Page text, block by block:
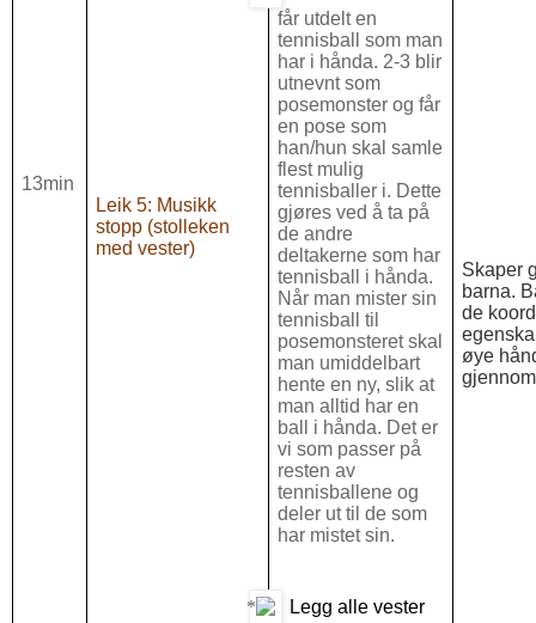
13min
Leik 5: Musikk
stopp (stolleken
med vester)
får utdelt en
tennisball som man
har i hånda. 2-3 blir
utnevnt som
posemonster og får
en pose som
han/hun skal samle
flest mulig
tennisballer i. Dette
gjøres ved å ta på
de andre
deltakerne som har
tennisball i hånda.
Når man mister sin
tennisball til
posemonsteret skal
man umiddelbart
hente en ny, slik at
man alltid har en
ball i hånda. Det er
vi som passer på
resten av
tennisballene og
deler ut til de som
har mistet sin.
Legg alle vester
Skaper
barna.
de
øye